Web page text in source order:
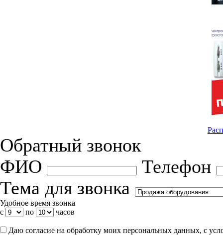
Обратный звонок
ФИО
Телефон
Тема для звонка
Удобное время звонка
с
по часов
Даю согласие на обработку моих персональных данных, с